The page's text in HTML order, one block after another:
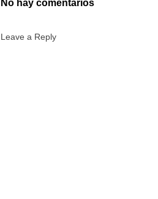
No hay comentarios
Leave a Reply